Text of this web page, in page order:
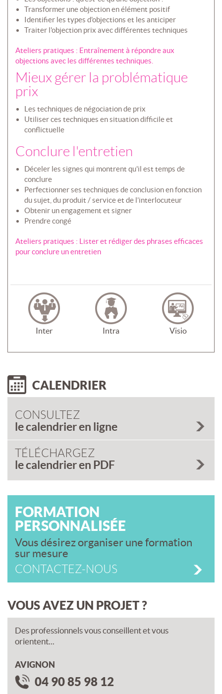
Transformer une objection en élément positif
Identifier les types d'objections et les anticiper
Traiter l'objection prix avec différentes techniques
Ateliers pratiques : Entraînement à répondre aux
objections avec les différentes techniques.
Mieux gérer la problématique
prix
Les techniques de négociation de prix
Utiliser ces techniques en situation difficile et
conflictuelle
Conclure l'entretien
Déceler les signes qui montrent qu'il est temps de
conclure
Perfectionner ses techniques de conclusion en fonction
du sujet, du produit / service et de l’interlocuteur
Obtenir un engagement et signer
Prendre congé
Ateliers pratiques : Lister et rédiger des phrases efficaces
pour conclure un entretien
Inter Intra Visio
CALENDRIER
CONSULTEZ
le calendrier en ligne
TÉLÉCHARGEZ
le calendrier en PDF
FORMATION
PERSONNALISÉE
Vous désirez organiser une formation
sur mesure
CONTACTEZ-NOUS
VOUS AVEZ UN PROJET ?
Des professionnels vous conseillent et vous
orientent...
AVIGNON
04 90 85 98 12